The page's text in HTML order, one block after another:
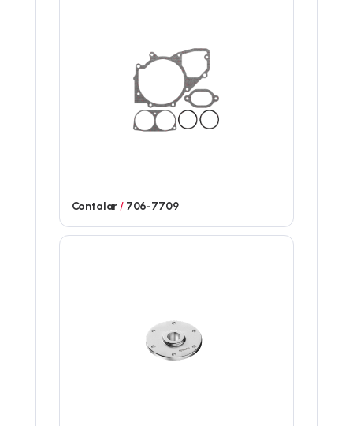
Contalar/706-7709